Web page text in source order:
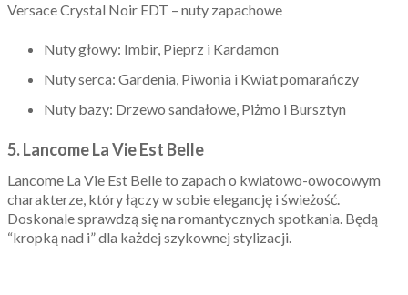
Versace Crystal Noir EDT – nuty zapachowe
Nuty głowy: Imbir, Pieprz i Kardamon
Nuty serca: Gardenia, Piwonia i Kwiat pomarańczy
Nuty bazy: Drzewo sandałowe, Piżmo i Bursztyn
5. Lancome La Vie Est Belle
Lancome La Vie Est Belle to zapach o kwiatowo-owocowym
charakterze, który łączy w sobie elegancję i świeżość.
Doskonale sprawdzą się na romantycznych spotkania. Będą
“kropką nad i” dla każdej szykownej stylizacji.